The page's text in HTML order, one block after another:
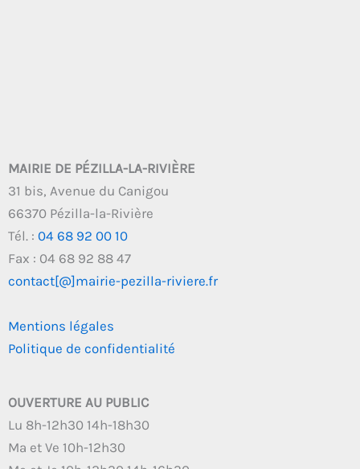
MAIRIE DE PÉZILLA-LA-RIVIÈRE
31 bis, Avenue du Canigou
66370 Pézilla-la-Rivière
Tél. : 04 68 92 00 10
Fax : 04 68 92 88 47
contact[@]mairie-pezilla-riviere.fr
Mentions légales
Politique de confidentialité
OUVERTURE AU PUBLIC
Lu 8h-12h30 14h-18h30
Ma et Ve 10h-12h30